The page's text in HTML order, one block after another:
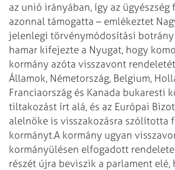
az unió irányában, így az
azonnal támogatta – emlékeztet
jelenlegi törvénymódosítási
hamar kifejezte a Nyugat, hogy
kormány azóta visszavont
Államok, Németország, Belgium,
Franciaország és Kanada bukaresti
tiltakozást írt alá, és az Európai
alelnöke is visszakozásra szólította
kormányt.A kormány ugyan
kormány­ülé­sen elfogadott
részét újra beviszik a parlament elé,